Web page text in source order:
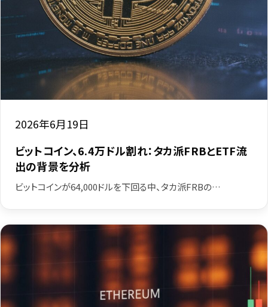
2026年6月19日
ビットコイン、6.4万ドル割れ：タカ派FRBとETF流
出の背景を分析
ビットコインが64,000ドルを下回る中、タカ派FRBの…